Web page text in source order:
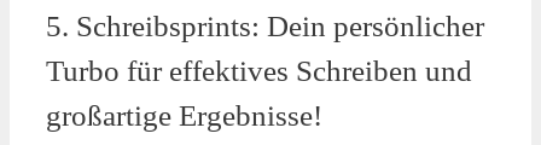
5. Schreibsprints: Dein persönlicher
Turbo‌ für‌ effektives Schreiben ‌und
großartige Ergebnisse!